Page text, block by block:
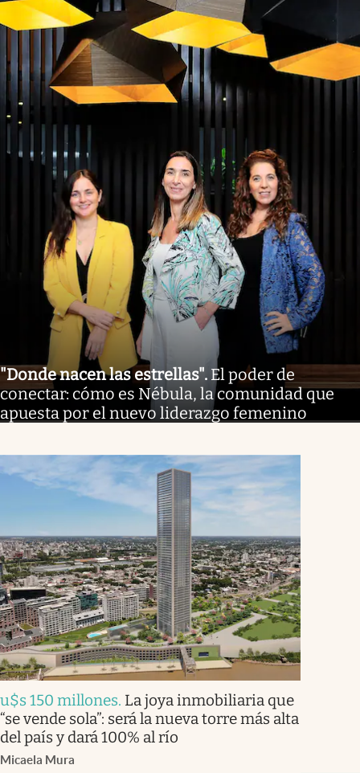
"Donde nacen las estrellas". El poder de
conectar: cómo es Nébula, la comunidad que
apuesta por el nuevo liderazgo femenino
u$s 150 millones. La joya inmobiliaria que
“se vende sola”: será la nueva torre más alta
del país y dará 100% al río
Micaela Mura